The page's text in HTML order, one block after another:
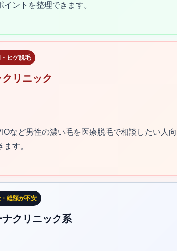
イントを整理できます。
ヒゲ脱毛
クリニック
など男性の濃い毛を医療脱毛で相談したい人
ます。
総額が不安
ナクリニック系